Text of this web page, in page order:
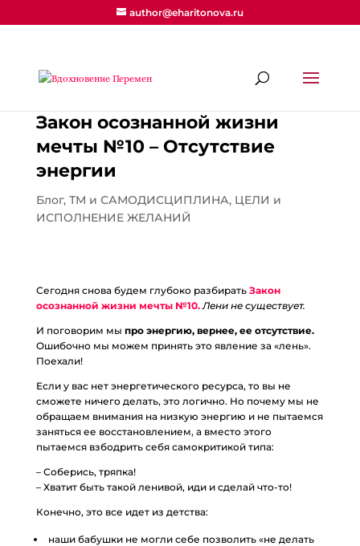
author@eharitonova.ru
Закон осознанной жизни
мечты №10 – Отсутствие
энергии
Блог, ТМ и САМОДИСЦИПЛИНА, ЦЕЛИ и
ИСПОЛНЕНИЕ ЖЕЛАНИЙ
Сегодня снова будем глубоко разбирать Закон
осознанной жизни мечты №10. Лени не существует.
И поговорим мы про энергию, вернее, ее отсутствие.
Ошибочно мы можем принять это явление за «лень».
Поехали!
Если у вас нет энергетического ресурса, то вы не
сможете ничего делать, это логично. Но почему мы не
обращаем внимания на низкую энергию и не пытаемся
заняться ее восстановлением, а вместо этого
пытаемся взбодрить себя самокритикой типа:
– Соберись, тряпка!
– Хватит быть такой ленивой, иди и сделай что-то!
Конечно, это все идет из детства:
наши бабушки не могли себе позволить «не делать